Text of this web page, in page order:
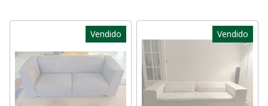
Vendido Vendido